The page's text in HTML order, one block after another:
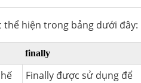
thể hiện trong bảng dưới đây:
finally
Finally được sử dụng để